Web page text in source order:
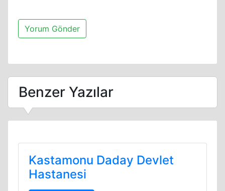
Benzer Yazılar
Kastamonu Daday Devlet
Hastanesi